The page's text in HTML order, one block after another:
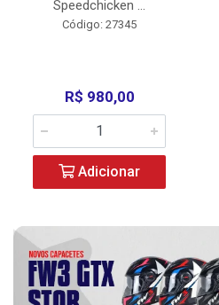
Speedchicken ...
Código: 27345
R$ 980,00
Adicionar